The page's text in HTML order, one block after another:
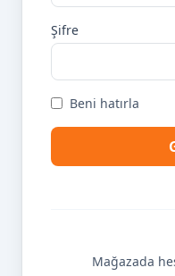
Şifre
Beni hatırla
Mağazada